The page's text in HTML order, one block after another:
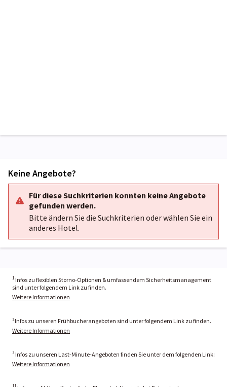
Keine Angebote?
Für diese Suchkriterien konnten keine Angebote
gefunden werden.
Bitte ändern Sie die Suchkriterien oder wählen Sie ein
anderes Hotel.
1 Infos zu flexiblen Storno-Optionen & umfassendem Sicherheitsmanagement
sind unter folgendem Link zu finden.
Weitere Informationen
²Infos zu unseren Frühbucherangeboten sind unter folgendem Link zu finden.
Weitere Informationen
³ Infos zu unseren Last-Minute-Angeboten finden Sie unter dem folgenden Link:
Weitere Informationen